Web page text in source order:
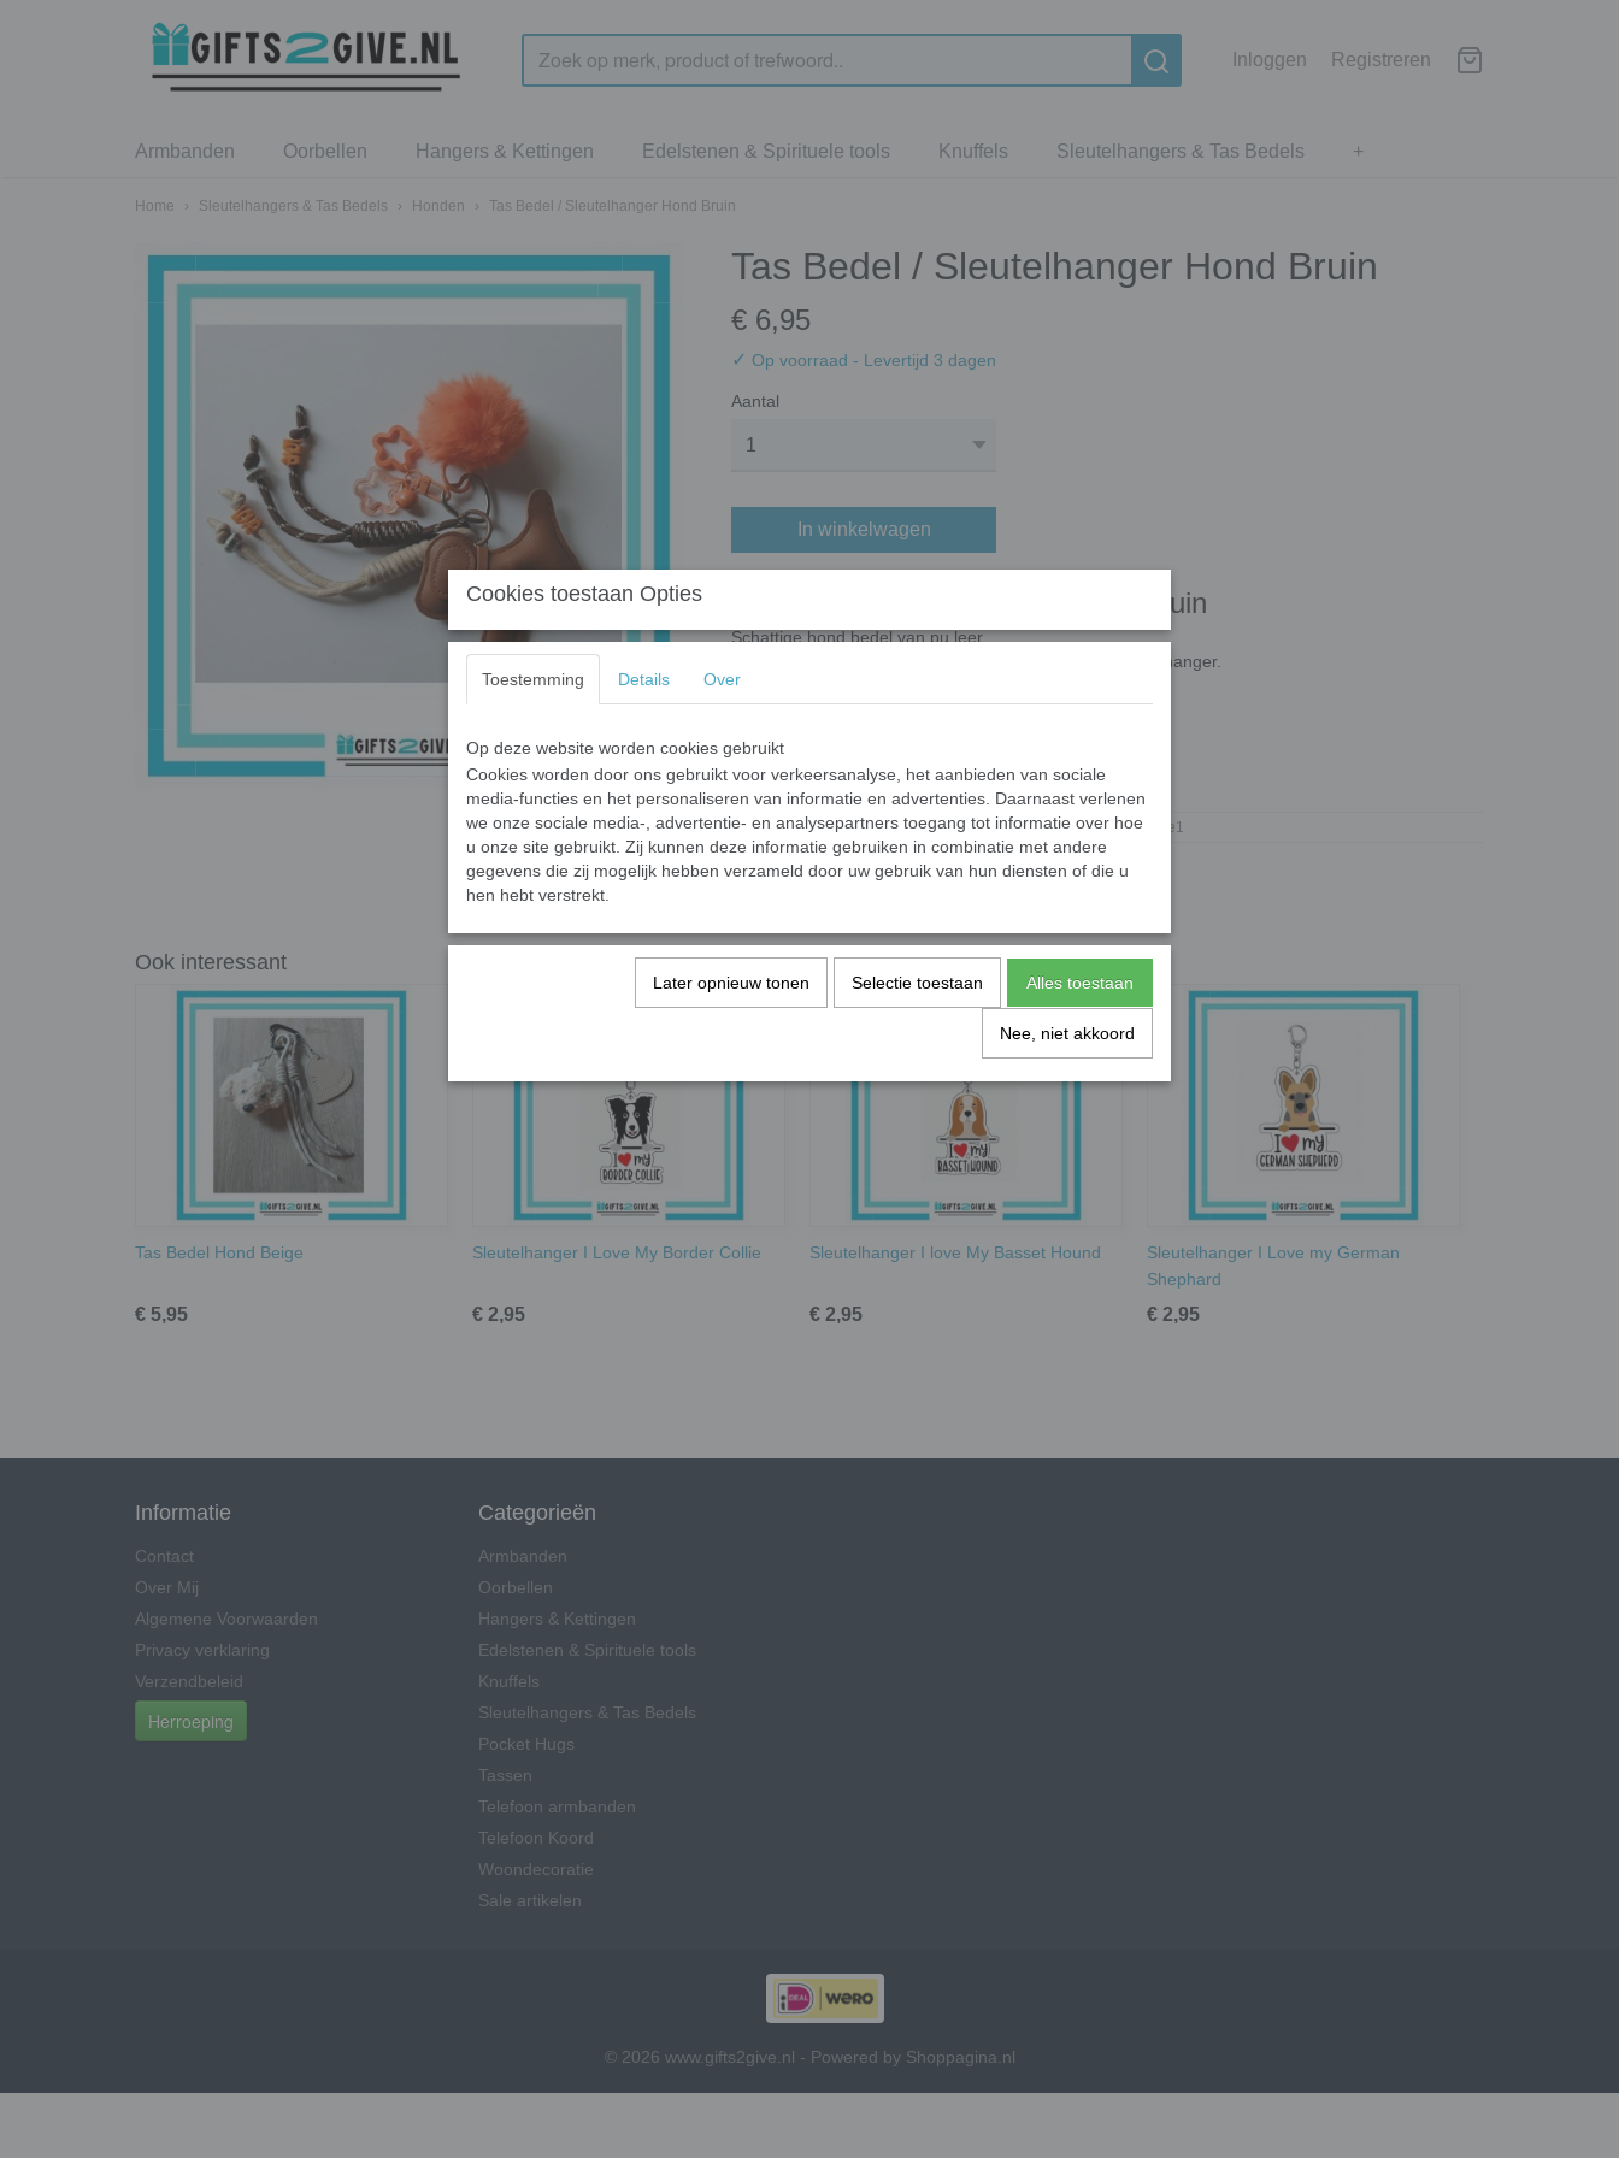
Inloggen Registreren
Armbanden Oorbellen Hangers & Kettingen Edelstenen & Spirituele tools Knuffels Sleutelhangers & Tas Bedels +
Home › Sleutelhangers & Tas Bedels › Honden › Tas Bedel / Sleutelhanger Hond Bruin
Tas Bedel / Sleutelhanger Hond Bruin
€ 6,95
✓ Op voorraad - Levertijd 3 dagen
Aantal
In winkelwagen
Tas Bedel / Sleutelhanger Hond Bruin
Schattige hond bedel van pu leer.
Hang hem aan je tas als bedel of gebruik hem als sleutelhanger.
Specificaties
Productcode
2502
Productcode leverancier
Gifts2Give1
Ook interessant
Tas Bedel Hond Beige
€ 5,95
Sleutelhanger I Love My Border Collie
€ 2,95
Sleutelhanger I love My Basset Hound
€ 2,95
Sleutelhanger I Love my German
Shephard
€ 2,95
Informatie
Contact
Over Mij
Algemene Voorwaarden
Privacy verklaring
Verzendbeleid
Herroeping
Categorieën
Armbanden
Oorbellen
Hangers & Kettingen
Edelstenen & Spirituele tools
Knuffels
Sleutelhangers & Tas Bedels
Pocket Hugs
Tassen
Telefoon armbanden
Telefoon Koord
Woondecoratie
Sale artikelen
© 2026 www.gifts2give.nl - Powered by Shoppagina.nl
Cookies toestaan Opties
Toestemming Details Over
Op deze website worden cookies gebruikt
Cookies worden door ons gebruikt voor verkeersanalyse, het aanbieden van sociale
media-functies en het personaliseren van informatie en advertenties. Daarnaast verlenen
we onze sociale media-, advertentie- en analysepartners toegang tot informatie over hoe
u onze site gebruikt. Zij kunnen deze informatie gebruiken in combinatie met andere
gegevens die zij mogelijk hebben verzameld door uw gebruik van hun diensten of die u
hen hebt verstrekt.
Later opnieuw tonen Selectie toestaan Alles toestaan
Nee, niet akkoord